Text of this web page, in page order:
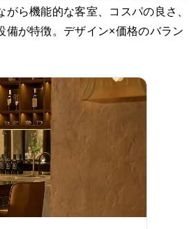
ら機能的な客室、コスパの良さ、
備が特徴。デザイン×価格のバラン